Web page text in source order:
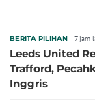
BERITA PILIHAN 7 jam
Leeds United
Trafford,
Inggris